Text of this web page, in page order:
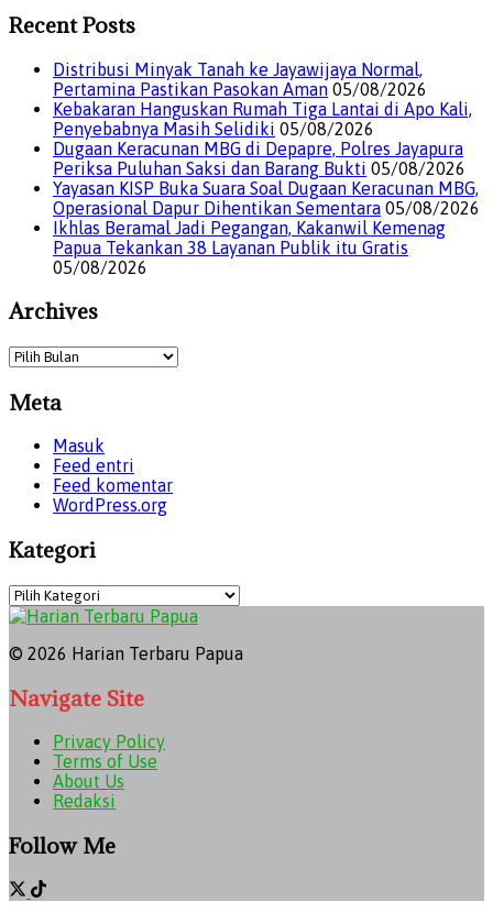
Recent Posts
Distribusi Minyak Tanah ke Jayawijaya Normal,
Pertamina Pastikan Pasokan Aman 05/08/2026
Kebakaran Hanguskan Rumah Tiga Lantai di Apo Kali,
Penyebabnya Masih Selidiki 05/08/2026
Dugaan Keracunan MBG di Depapre, Polres Jayapura
Periksa Puluhan Saksi dan Barang Bukti 05/08/2026
Yayasan KISP Buka Suara Soal Dugaan Keracunan MBG,
Operasional Dapur Dihentikan Sementara 05/08/2026
Ikhlas Beramal Jadi Pegangan, Kakanwil Kemenag
Papua Tekankan 38 Layanan Publik itu Gratis
05/08/2026
Archives
Archives
Meta
Masuk
Feed entri
Feed komentar
WordPress.org
Kategori
Kategori
© 2026 Harian Terbaru Papua
Navigate Site
Privacy Policy
Terms of Use
About Us
Redaksi
Follow Me